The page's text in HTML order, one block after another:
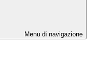
Menu di navigazione